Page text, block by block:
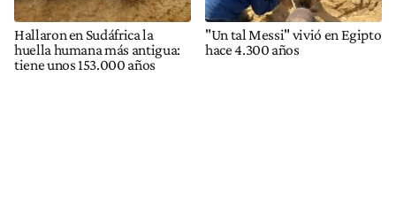
Hallaron en Sudáfrica la
huella humana más antigua:
tiene unos 153.000 años
"Un tal Messi" vivió en Egipto
hace 4.300 años